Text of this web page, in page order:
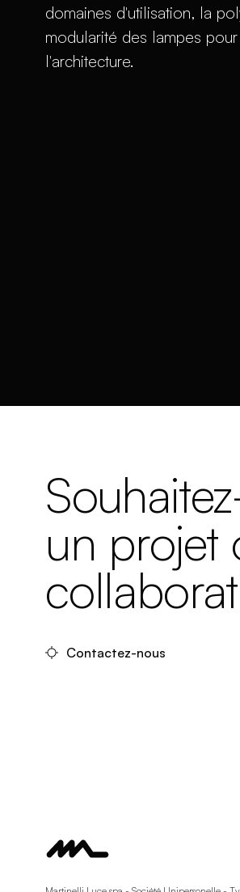
domaines d'utilisation, la
modularité des lampes
l'architecture.
un projet
Contactez-nous